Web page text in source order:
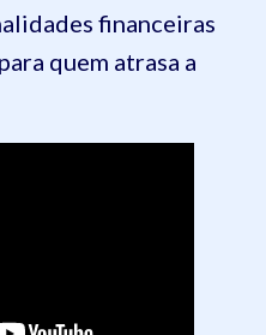
financeiras
quem atrasa a